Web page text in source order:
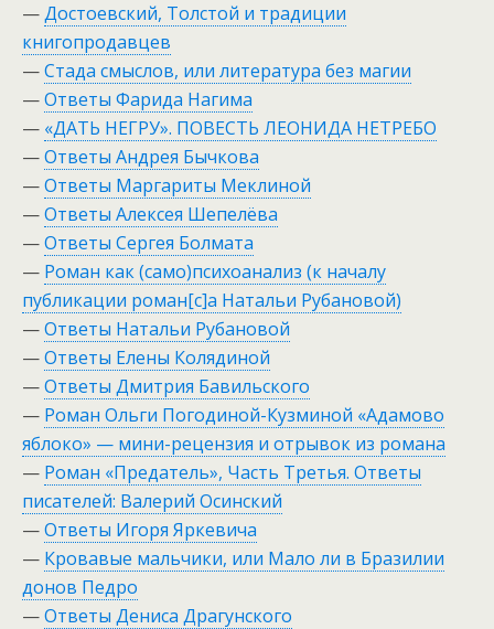
—Достоевский, Толстой и традиции
книгопродавцев
—Стада смыслов, или литература без магии
—Ответы Фарида Нагима
— «ДАТЬ НЕГРУ». ПОВЕСТЬ ЛЕОНИДА НЕТРЕБО
—Ответы Андрея Бычкова
—Ответы Маргариты Меклиной
—Ответы Алексея Шепелёва
—Ответы Сергея Болмата
— Роман как (само)психоанализ (к началу
публикации роман[c]а Натальи Рубановой)
—Ответы Натальи Рубановой
—Ответы Елены Колядиной
—Ответы Дмитрия Бавильского
— Роман Ольги Погодиной-Кузминой «Адамово
яблоко» — мини-рецензия и отрывок из романа
— Роман «Предатель», Часть Третья. Ответы
писателей: Валерий Осинский
—Ответы Игоря Яркевича
— Кровавые мальчики, или Мало ли в Бразилии
донов Педро
—Ответы Дениса Драгунского